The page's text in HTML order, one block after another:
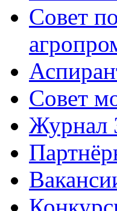
Совет
Совет
Журнал